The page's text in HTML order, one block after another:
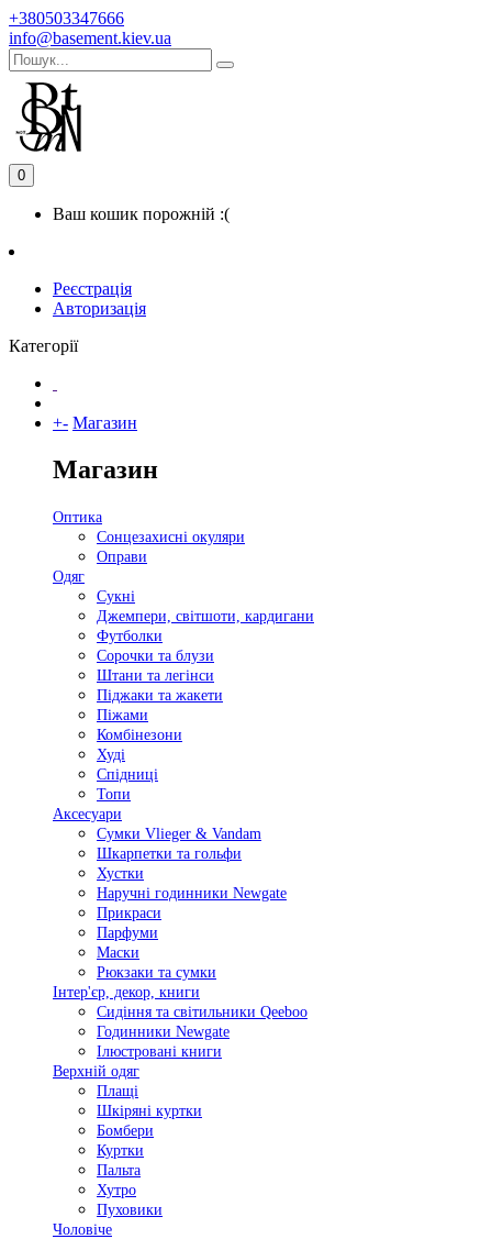
+380503347666
info@basement.kiev.ua
0
Ваш кошик порожній :(
Реєстрація
Авторизація
Категорії
+- Магазин
Магазин
Оптика
Сонцезахисні окуляри
Оправи
Одяг
Сукні
Джемпери, світшоти, кардигани
Футболки
Сорочки та блузи
Штани та легінси
Піджаки та жакети
Піжами
Комбінезони
Худі
Спідниці
Топи
Аксесуари
Сумки Vlieger & Vandam
Шкарпетки та гольфи
Хустки
Наручні годинники Newgate
Прикраси
Парфуми
Маски
Рюкзаки та сумки
Інтер'єр, декор, книги
Сидіння та світильники Qeeboo
Годинники Newgate
Ілюстровані книги
Верхній одяг
Плащі
Шкіряні куртки
Бомбери
Куртки
Пальта
Хутро
Пуховики
Чоловіче